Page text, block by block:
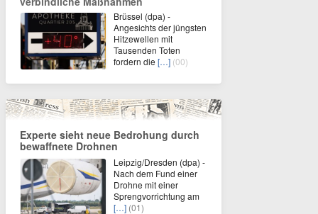
Brüssel (dpa) -
Angesichts der jüngsten
Hitzewellen mit
Tausenden Toten
fordern die […] (00)
Experte sieht neue Bedrohung durch
bewaffnete Drohnen
Leipzig/Dresden (dpa) -
Nach dem Fund einer
Drohne mit einer
Sprengvorrichtung am
[…] (01)